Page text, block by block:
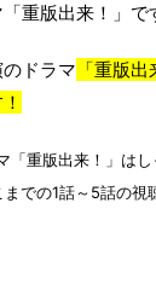
重版出来！」で
ドラマ 「重版
「重版出来！」は
での1話～5話の